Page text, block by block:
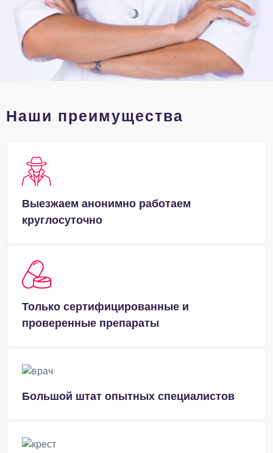
Наши преимущества
Выезжаем анонимно работаем
круглосуточно
Только сертифицированные и
проверенные препараты
Большой штат опытных специалистов